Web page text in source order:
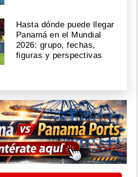
Hasta dónde puede llegar
Panamá en el Mundial
2026: grupo, fechas,
figuras y perspectivas